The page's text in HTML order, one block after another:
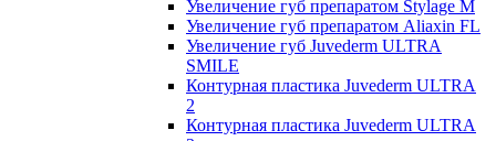
Увеличение губ препаратом Stylage M
Увеличение губ препаратом Aliaxin FL
Увеличение губ Juvederm ULTRA
SMILE
Контурная пластика Juvederm ULTRA
2
Контурная пластика Juvederm ULTRA